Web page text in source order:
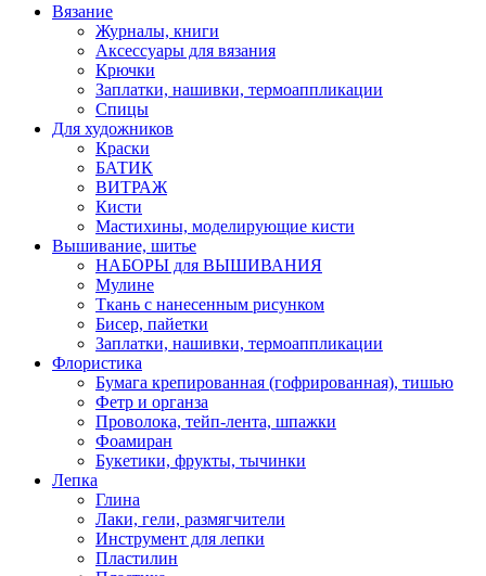
Вязание
Журналы, книги
Аксессуары для вязания
Крючки
Заплатки, нашивки, термоаппликации
Спицы
Для художников
Краски
БАТИК
ВИТРАЖ
Кисти
Мастихины, моделирующие кисти
Вышивание, шитье
НАБОРЫ для ВЫШИВАНИЯ
Мулине
Ткань с нанесенным рисунком
Бисер, пайетки
Заплатки, нашивки, термоаппликации
Флористика
Бумага крепированная (гофрированная), тишью
Фетр и органза
Проволока, тейп-лента, шпажки
Фоамиран
Букетики, фрукты, тычинки
Лепка
Глина
Лаки, гели, размягчители
Инструмент для лепки
Пластилин